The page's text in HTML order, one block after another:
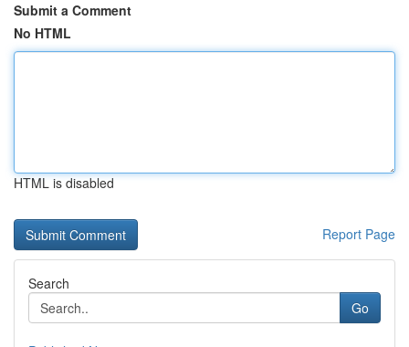
Submit a Comment
No HTML
HTML is disabled
Report Page
Search
Go